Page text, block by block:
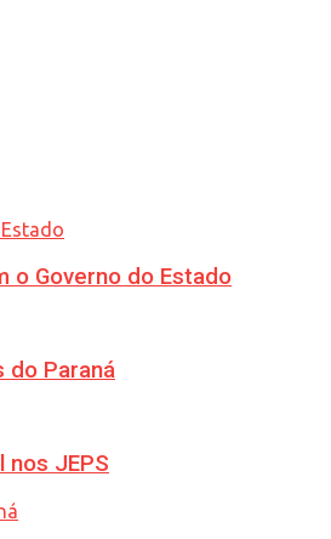
o Governo do Estado
do Paraná
JEPS